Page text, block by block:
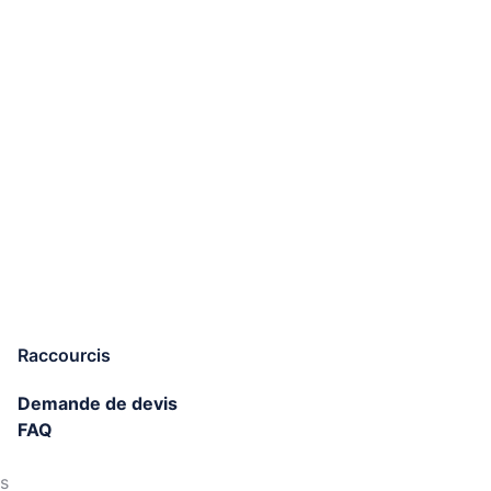
Raccourcis
Demande de devis
FAQ